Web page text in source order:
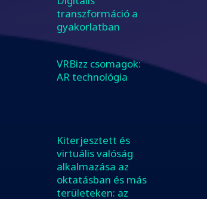
transzformáció a
gyakorlatban
VRBizz csomagok:
AR technológia
Kiterjesztett és
virtuális valóság
alkalmazása az
oktatásban és más
területeken: az